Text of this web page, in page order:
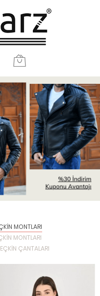
MONTLARI
MONTLARI
ÇANTALARI